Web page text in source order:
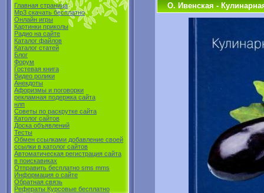
Главная страница
Mp3 скачать бесплатно
Онлайн игры
Картинки приколы
Радио на сайте
Каталог файлов
Каталог статей
Блог
Форум
Гостевая книга
Видео ролики
Анекдоты
Афоризмы и поговорки
рекламная подержка сайта
нлп
Советы по раскрутке сайта
Католог сайтов
Доска объявлений
Тесты
Обмен ссылками добавление своей
ссылки в католог сайтов
Автоматическая регистрация сайта
в поиcкавиках
Отправить бесплатно sms mms
Информация о сайте
Обратная связь
Рефераты Курсовые бесплатно
О. Ивенская -